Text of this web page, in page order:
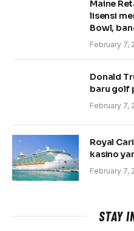
Maine
lisensi
Bowl,
February 7,
Donald
baru golf
February 7,
Royal
kasino
February 7,
STAY